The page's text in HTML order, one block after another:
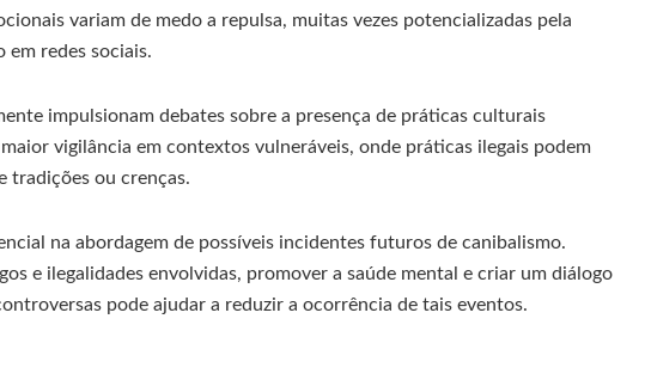
variam de medo a repulsa, muitas vezes potencializadas pela
redes sociais.
impulsionam debates sobre a presença de práticas culturais
vigilância em contextos vulneráveis, onde práticas ilegais podem
tradições ou crenças.
na abordagem de possíveis incidentes futuros de canibalismo.
e ilegalidades envolvidas, promover a saúde mental e criar um diálogo
pode ajudar a reduzir a ocorrência de tais eventos.